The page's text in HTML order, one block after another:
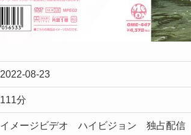
2022-08-23
111分
イメージビデオ ハイビジョン 独占配信